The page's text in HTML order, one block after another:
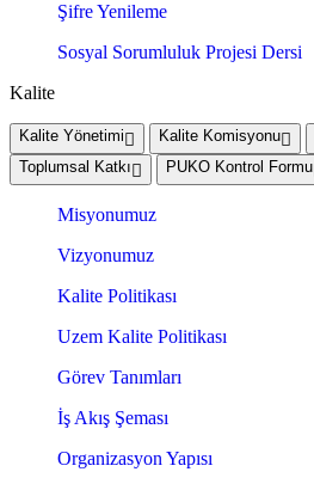
Şifre Yenileme
Sosyal Sorumluluk Projesi Dersi
Kalite
Kalite Yönetimi Kalite Komisyonu
Toplumsal Katkı
PUKO Kontrol Formu
Misyonumuz
Vizyonumuz
Kalite Politikası
Uzem Kalite Politikası
Görev Tanımları
İş Akış Şeması
Organizasyon Yapısı